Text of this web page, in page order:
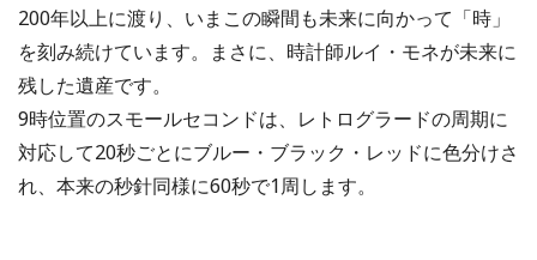
200年以上に渡り、いまこの瞬間も未来に向かって「時」
を刻み続けています。まさに、時計師ルイ・モネが未来に
残した遺産です。
9時位置のスモールセコンドは、レトログラードの周期に
対応して20秒ごとにブルー・ブラック・レッドに色分けさ
れ、本来の秒針同様に60秒で1周します。